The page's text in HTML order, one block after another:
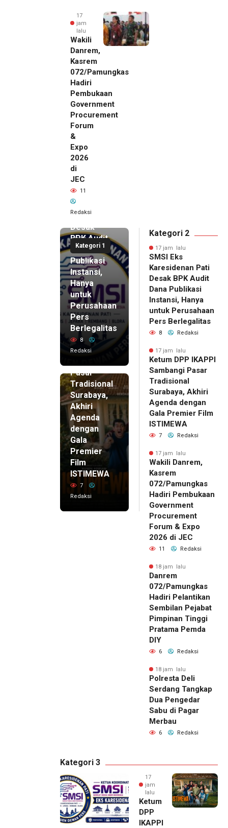
17
jam
lalu
Wakili
Danrem,
Kasrem
072/Pamungkas
Hadiri
Pembukaan
Government
Procurement
Forum
&
Expo
2026
di
JEC
11
Redaksi
Kategori 1
17 jam lalu
SMSI Eks
Karesidenan
Pati
Desak
BPK Audit
Dana
Publikasi
Instansi,
Hanya
untuk
Perusahaan
Pers
Berlegalitas
8
Redaksi
17 jam lalu
Ketum
DPP
IKAPPI
Pasar
Tradisional
Surabaya,
Akhiri
Agenda
dengan
Gala
Premier
Film
ISTIMEWA
7
Redaksi
Kategori 2
17 jam lalu
SMSI Eks
Karesidenan Pati
Desak BPK Audit
Dana Publikasi
Instansi, Hanya
untuk Perusahaan
Pers Berlegalitas
8 Redaksi
17 jam lalu
Ketum DPP IKAPPI
Sambangi Pasar
Tradisional
Surabaya, Akhiri
Agenda dengan
Gala Premier Film
ISTIMEWA
7 Redaksi
17 jam lalu
Wakili Danrem,
Kasrem
072/Pamungkas
Hadiri Pembukaan
Government
Procurement
Forum & Expo
2026 di JEC
11 Redaksi
18 jam lalu
Danrem
072/Pamungkas
Hadiri Pelantikan
Sembilan Pejabat
Pimpinan Tinggi
Pratama Pemda
DIY
6 Redaksi
18 jam lalu
Polresta Deli
Serdang Tangkap
Dua Pengedar
Sabu di Pagar
Merbau
6 Redaksi
Kategori 3
17
jam
lalu
Ketum
DPP
IKAPPI